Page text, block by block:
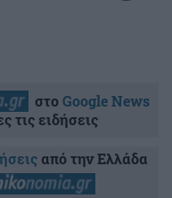
στοGoogle News
τις ειδήσεις
από την Ελλάδα